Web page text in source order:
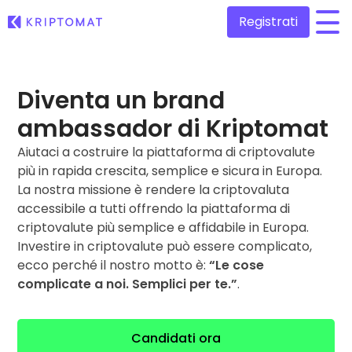
Tutti i prezzi
Più di 300 criptovalute
Top Vincitori & Perdenti
Trova opportunità di investimento
Aggiunte di recente
Token appena aggiunti su Kriptomat
Cosa sarebbe successo se avessi acquistato 100€ di…
...oggi il valore sarebbe
Compra e vendi criptovalute
Compra più di 300 criptovalute
Scambia criptovalute
Oltre 1.000 combinazioni di coppie
Portafogli intelligenti
L’investimento intelligente in criptovalute
Scoperta investimenti
Registrati
Diventa un brand
ambassador di Kriptomat
Aiutaci a costruire la piattaforma di criptovalute
più in rapida crescita, semplice e sicura in Europa.
La nostra missione è rendere la criptovaluta
accessibile a tutti offrendo la piattaforma di
criptovalute più semplice e affidabile in Europa.
Investire in criptovalute può essere complicato,
ecco perché il nostro motto è:“Le cose
complicate a noi. Semplici per te.”.
Candidati ora